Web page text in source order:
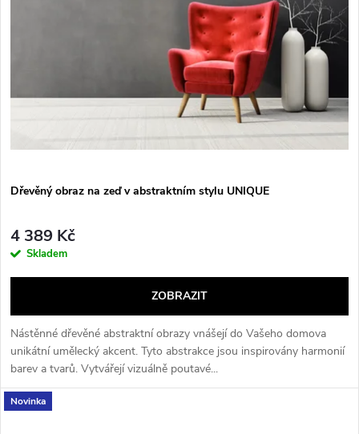
Dřevěný obraz na zeď v abstraktním stylu UNIQUE
4 389 Kč
Skladem
ZOBRAZIT
Nástěnné dřevěné abstraktní obrazy vnášejí do Vašeho domova
unikátní umělecký akcent. Tyto abstrakce jsou inspirovány harmonií
barev a tvarů. Vytvářejí vizuálně poutavé...
Novinka